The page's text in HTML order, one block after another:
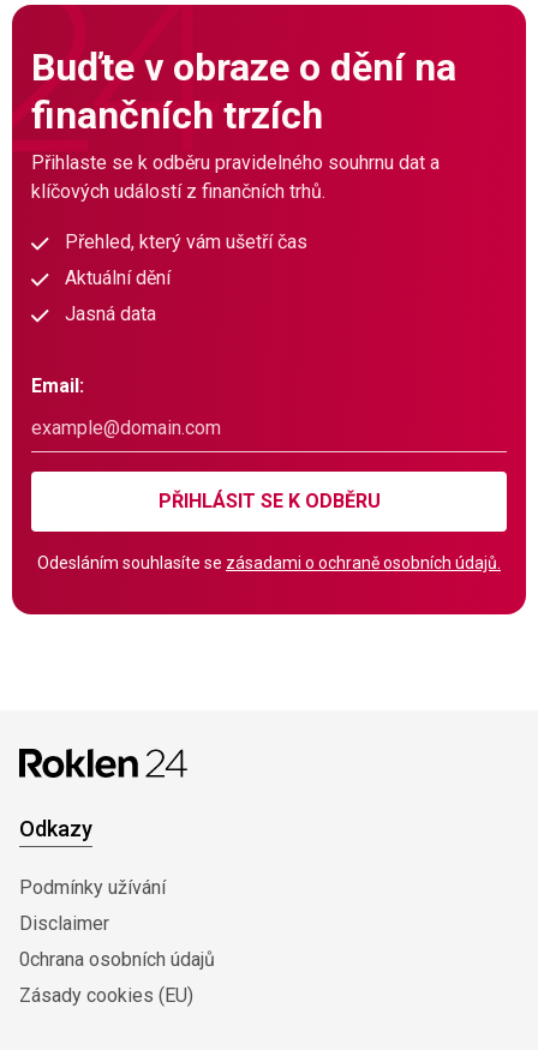
Buďte v obraze o dění na
finančních trzích
Přihlaste se k odběru pravidelného souhrnu dat a
klíčových událostí z finančních trhů.
Přehled, který vám ušetří čas
Aktuální dění
Jasná data
Email:
PŘIHLÁSIT SE K ODBĚRU
Odesláním souhlasíte se zásadami o ochraně osobních údajů.
Odkazy
Podmínky užívání
Disclaimer
0chrana osobních údajů
Zásady cookies (EU)